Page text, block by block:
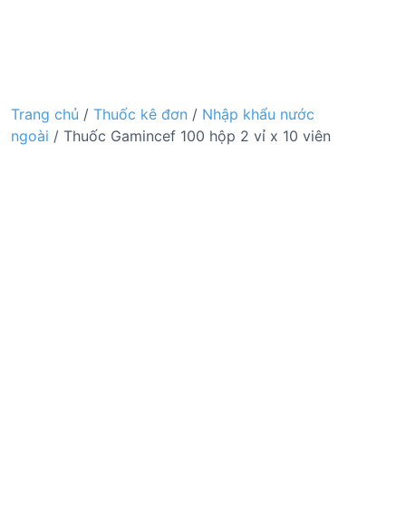
Trang chủ / Thuốc kê đơn / Nhập khẩu nước
ngoài / Thuốc Gamincef 100 hộp 2 vỉ x 10 viên